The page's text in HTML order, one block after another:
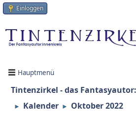
Einloggen
Hauptmenü
Tintenzirkel - das
► Kalender ► Oktober 2022